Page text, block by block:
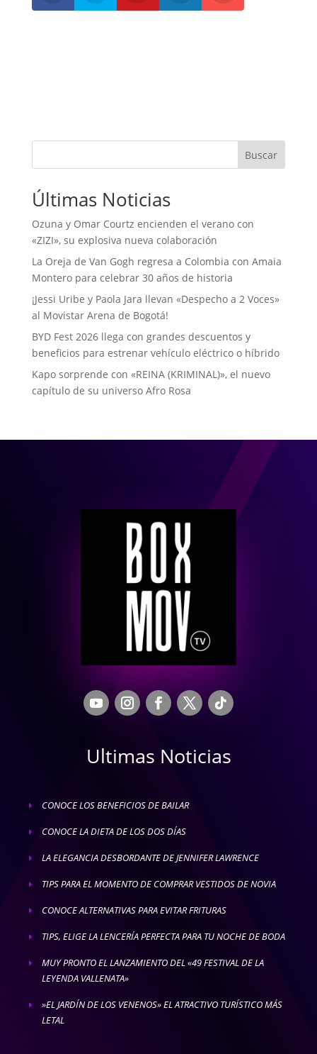
Buscar
Últimas Noticias
Ozuna y Omar Courtz encienden el verano con
«ZIZI», su explosiva nueva colaboración
La Oreja de Van Gogh regresa a Colombia con Amaia
Montero para celebrar 30 años de historia
¡Jessi Uribe y Paola Jara llevan «Despecho a 2 Voces»
al Movistar Arena de Bogotá!
BYD Fest 2026 llega con grandes descuentos y
beneficios para estrenar vehículo eléctrico o híbrido
Kapo sorprende con «REINA (KRIMINAL)», el nuevo
capítulo de su universo Afro Rosa
Ultimas Noticias
E CONOCE LOS BENEFICIOS DE BAILAR
E CONOCE LA DIETA DE LOS DOS DÍAS
E LA ELEGANCIA DESBORDANTE DE JENNIFER LAWRENCE
E TIPS PARA EL MOMENTO DE COMPRAR VESTIDOS DE NOVIA
E CONOCE ALTERNATIVAS PARA EVITAR FRITURAS
E TIPS, ELIGE LA LENCERÍA PERFECTA PARA TU NOCHE DE BODA
E
MUY PRONTO EL LANZAMIENTO DEL «49 FESTIVAL DE LA
LEYENDA VALLENATA»
E
»EL JARDÍN DE LOS VENENOS» EL ATRACTIVO TURÍSTICO MÁS
LETAL